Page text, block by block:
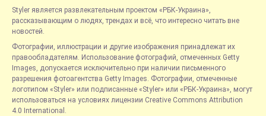
Styler является развлекательным проектом «РБК-Украина»,
рассказывающим о людях, трендах и всё, что интересно читать вне
новостей.
Фотографии, иллюстрации и другие изображения принадлежат их
правообладателям. Использование фотографий, отмеченных Getty
Images, допускается исключительно при наличии письменного
разрешения фотоагентства Getty Images. Фотографии, отмеченные
логотипом «Styler» или подписанные «Styler» или «РБК-Украина», могут
использоваться на условиях лицензии Creative Commons Attribution
4.0 International.